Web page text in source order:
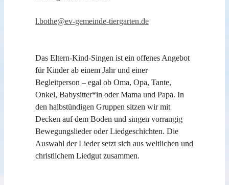
l.bothe@ev-gemeinde-tiergarten.de
Das Eltern-Kind-Singen ist ein offenes Angebot
für Kinder ab einem Jahr und einer
Begleitperson – egal ob Oma, Opa, Tante,
Onkel, Babysitter*in oder Mama und Papa. In
den halbstündigen Gruppen sitzen wir mit
Decken auf dem Boden und singen vorrangig
Bewegungslieder oder Liedgeschichten. Die
Auswahl der Lieder setzt sich aus weltlichen und
christlichem Liedgut zusammen.